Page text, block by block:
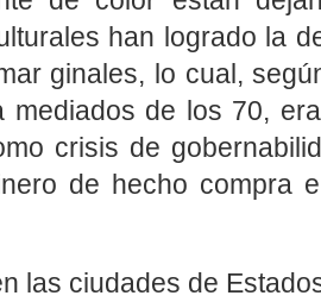
han logrado la
ginales, lo cual,
mediados de los 70,
crisis de
de hecho compra
las ciudades de